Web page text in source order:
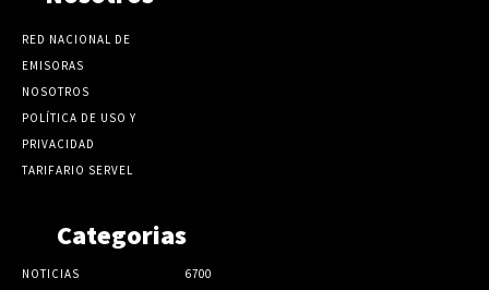
RED NACIONAL DE
EMISORAS
NOSOTROS
POLÍTICA DE USO Y
PRIVACIDAD
TARIFARIO SERVEL
Categorias
NOTICIAS
6700